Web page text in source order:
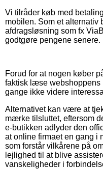
Vi tilråder køb med
mobilen. Som et alternativ
afdragsløsning som fx
godtgøre pengene senere.
Forud for at nogen køber
faktisk læse webshoppens
gange ikke videre
Alternativet kan være at
mærke tilsluttet, eftersom
e-butikken adlyder den
at online firmaet en gang i
som forstår vilkårene på
lejlighed til at blive
vanskeligheder i